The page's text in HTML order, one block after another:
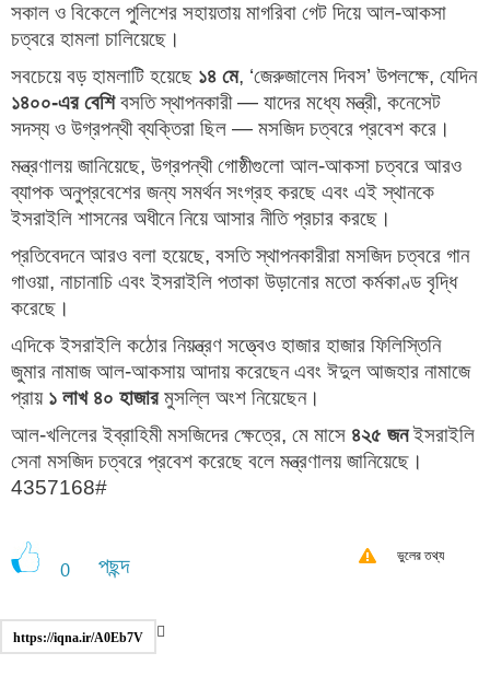
সকাল ও বিকেলে পুলিশের সহায়তায় মাগরিবা গেট দিয়ে আল-আকসা
চত্বরে হামলা চালিয়েছে।
সবচেয়ে বড় হামলাটি হয়েছে ১৪ মে, ‘জেরুজালেম দিবস’ উপলক্ষে, যেদিন
১৪০০-এর বেশিবসতি স্থাপনকারী — যাদের মধ্যে মন্ত্রী, কনেসেট
সদস্য ও উগ্রপন্থী ব্যক্তিরা ছিল — মসজিদ চত্বরে প্রবেশ করে।
মন্ত্রণালয় জানিয়েছে, উগ্রপন্থী গোষ্ঠীগুলো আল-আকসা চত্বরে আরও
ব্যাপক অনুপ্রবেশের জন্য সমর্থন সংগ্রহ করছে এবং এই স্থানকে
ইসরাইলি শাসনের অধীনে নিয়ে আসার নীতি প্রচার করছে।
প্রতিবেদনে আরও বলা হয়েছে, বসতি স্থাপনকারীরা মসজিদ চত্বরে গান
গাওয়া, নাচানাচি এবং ইসরাইলি পতাকা উড়ানোর মতো কর্মকাণ্ড বৃদ্ধি
করেছে।
এদিকে ইসরাইলি কঠোর নিয়ন্ত্রণ সত্ত্বেও হাজার হাজার ফিলিস্তিনি
জুমার নামাজ আল-আকসায় আদায় করেছেন এবং ঈদুল আজহার নামাজে
প্রায় ১ লাখ ৪০ হাজারমুসল্লি অংশ নিয়েছেন।
আল-খলিলের ইব্রাহিমী মসজিদের ক্ষেত্রে, মে মাসে ৪২৫ জনইসরাইলি
সেনা মসজিদ চত্বরে প্রবেশ করেছে বলে মন্ত্রণালয় জানিয়েছে।
4357168#
0 পছন্দ ভুলের তথ্য
https://iqna.ir/A0Eb7V